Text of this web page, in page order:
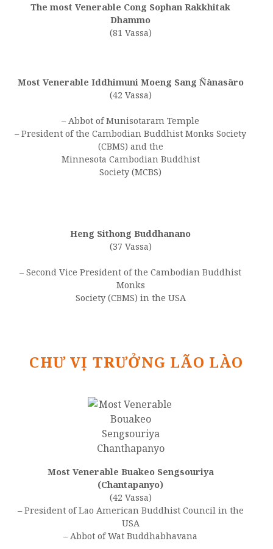
The most Venerable Cong Sophan Rakkhitak
Dhammo
(81 Vassa)
Most Venerable Iddhimuni Moeng Sang Ñānasāro
(42 Vassa)
– Abbot of Munisotaram Temple
– President of the Cambodian Buddhist Monks Society
(CBMS) and the
Minnesota Cambodian Buddhist
Society (MCBS)
Heng Sithong Buddhanano
(37 Vassa)
– Second Vice President of the Cambodian Buddhist
Monks
Society (CBMS) in the USA
CHƯ VỊ TRƯỞNG LÃO LÀO
Most Venerable Buakeo Sengsouriya
(Chantapanyo)
(42 Vassa)
– President of Lao American Buddhist Council in the
USA
– Abbot of Wat Buddhabhavana